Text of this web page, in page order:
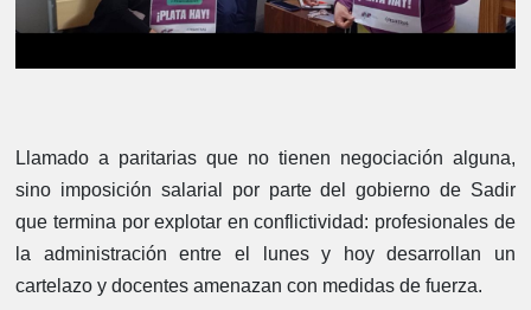
Llamado a paritarias que no tienen negociación alguna,
sino imposición salarial por parte del gobierno de Sadir
que termina por explotar en conflictividad: profesionales de
la administración entre el lunes y hoy desarrollan un
cartelazo y docentes amenazan con medidas de fuerza.